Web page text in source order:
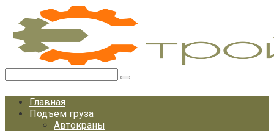
Перейти
контенту
Главная
Подъем груза
Автокраны